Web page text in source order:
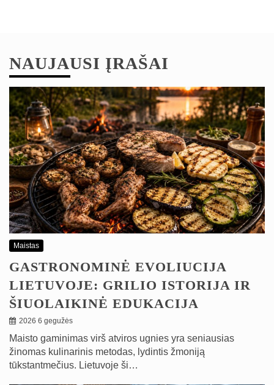
NAUJAUSI ĮRAŠAI
Maistas
GASTRONOMINĖ EVOLIUCIJA
LIETUVOJE: GRILIO ISTORIJA IR
ŠIUOLAIKINĖ EDUKACIJA
2026 6 gegužės
Maisto gaminimas virš atviros ugnies yra seniausias
žinomas kulinarinis metodas, lydintis žmoniją
tūkstantmečius. Lietuvoje ši…